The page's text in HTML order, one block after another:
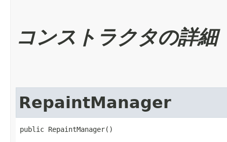
コンストラクタの詳細
RepaintManager
public RepaintManager()